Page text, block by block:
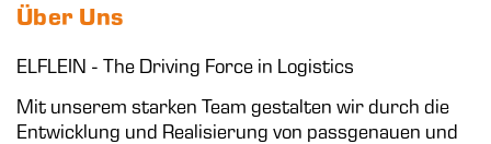
Über Uns
ELFLEIN - The Driving Force in Logistics
Mit unserem starken Team gestalten wir durch die
Entwicklung und Realisierung von passgenauen und